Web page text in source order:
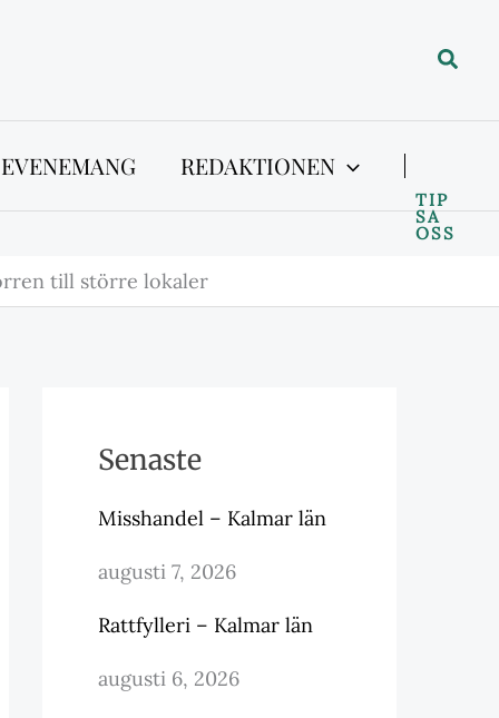
Sök
REDAKTIONEN
TIP
SA
OSS
till större lokaler
Senaste
Misshandel – Kalmar län
augusti 7, 2026
Rattfylleri – Kalmar län
augusti 6, 2026